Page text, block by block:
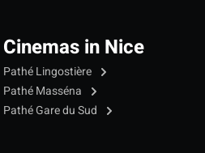
Cinemas in Nice
Pathé Lingostière
Pathé Masséna
Pathé Gare du Sud